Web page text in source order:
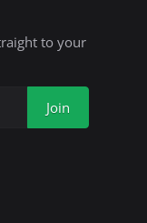
to your
Join